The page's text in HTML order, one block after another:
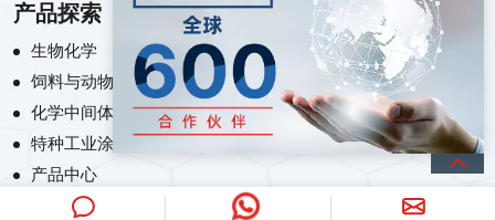
产品探索
生物化学
饲料与动物营养化学
化学中间体
特种工业涂料
产品中心